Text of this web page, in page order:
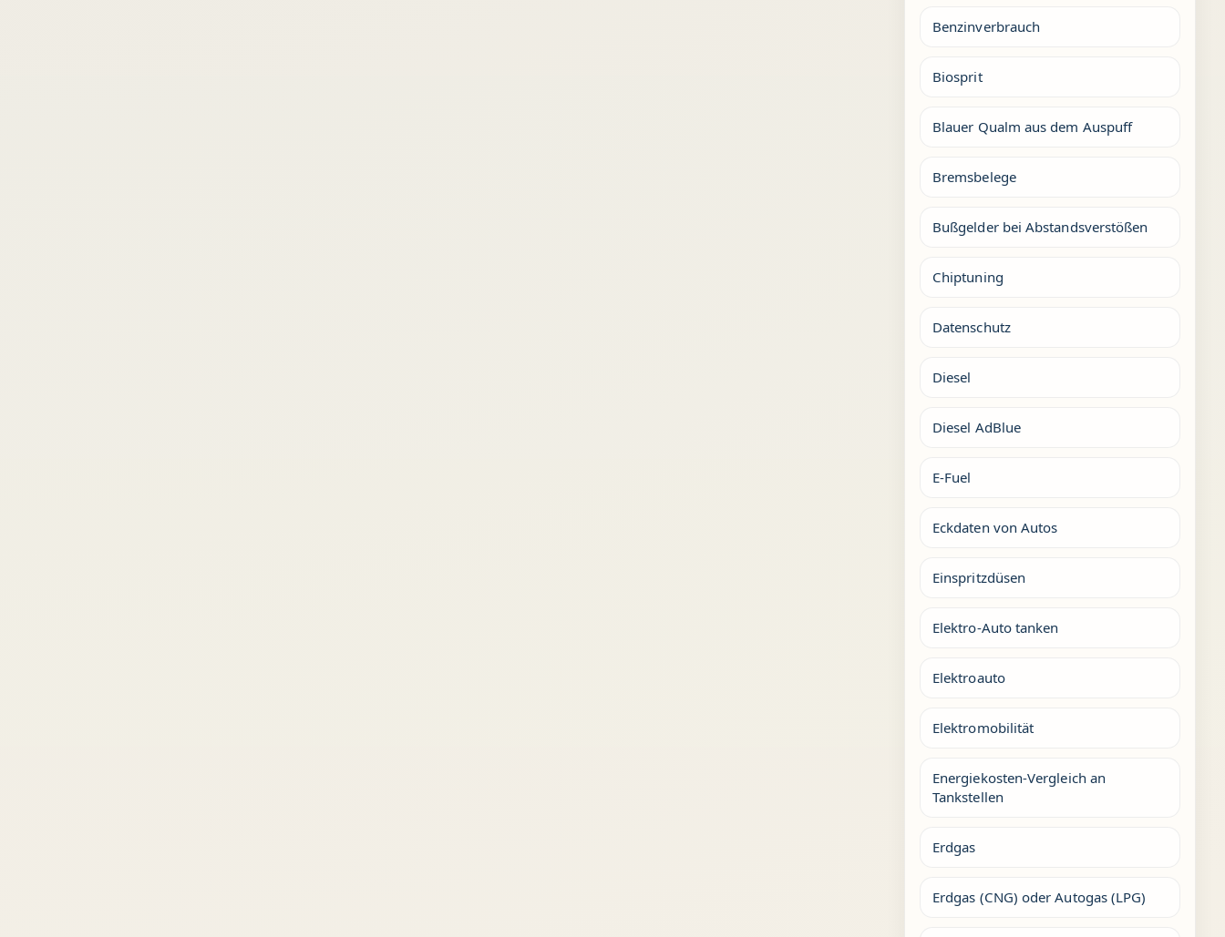
Benzinverbrauch
Biosprit
Blauer Qualm aus dem Auspuff
Bremsbelege
Bußgelder bei Abstandsverstößen
Chiptuning
Datenschutz
Diesel
Diesel AdBlue
E-Fuel
Eckdaten von Autos
Einspritzdüsen
Elektro-Auto tanken
Elektroauto
Elektromobilität
Energiekosten-Vergleich an
Tankstellen
Erdgas
Erdgas (CNG) oder Autogas (LPG)